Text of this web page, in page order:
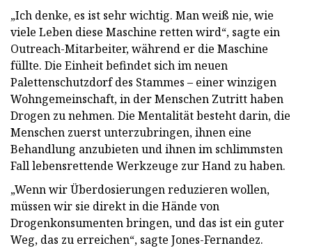
„Ich denke, es ist sehr wichtig. Man weiß nie, wie
viele Leben diese Maschine retten wird“, sagte ein
Outreach-Mitarbeiter, während er die Maschine
füllte. Die Einheit befindet sich im neuen
Palettenschutzdorf des Stammes – einer winzigen
Wohngemeinschaft, in der Menschen Zutritt haben
Drogen zu nehmen. Die Mentalität besteht darin, die
Menschen zuerst unterzubringen, ihnen eine
Behandlung anzubieten und ihnen im schlimmsten
Fall lebensrettende Werkzeuge zur Hand zu haben.
„Wenn wir Überdosierungen reduzieren wollen,
müssen wir sie direkt in die Hände von
Drogenkonsumenten bringen, und das ist ein guter
Weg, das zu erreichen“, sagte Jones-Fernandez.